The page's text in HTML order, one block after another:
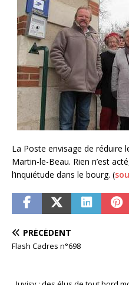
La Poste envisage de réduire
Martin-le-Beau. Rien n’est
l’inquiétude dans le bourg. (
PRÉCÉDENT
Flash Cadres n°698